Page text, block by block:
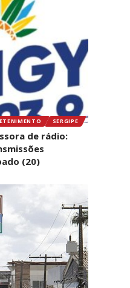
SERGIPE
de rádio:
(20)